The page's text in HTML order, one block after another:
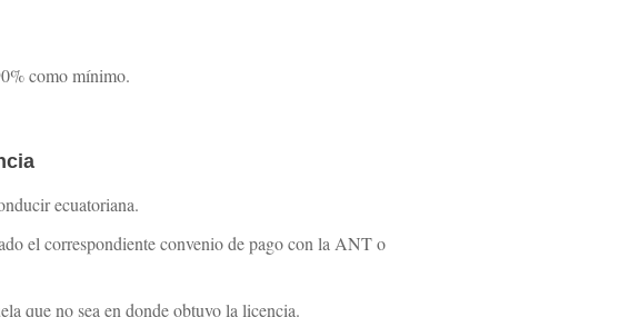
como mínimo.
ecuatoriana.
el correspondiente convenio de pago con la ANT o
que no sea en donde obtuvo la licencia.